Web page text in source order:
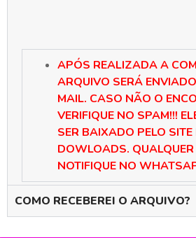
APÓS REALIZADA A
ARQUIVO SERÁ
MAIL. CASO NÃO O
VERIFIQUE NO SPAM!!!
SER BAIXADO PELO
DOWLOADS.
NOTIFIQUE NO
COMO RECEBEREI O ARQUIVO?